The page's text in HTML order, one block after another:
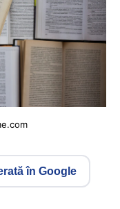
în Google